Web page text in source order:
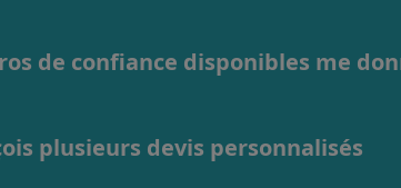
de confiance disponibles me
plusieurs devis personnalisés